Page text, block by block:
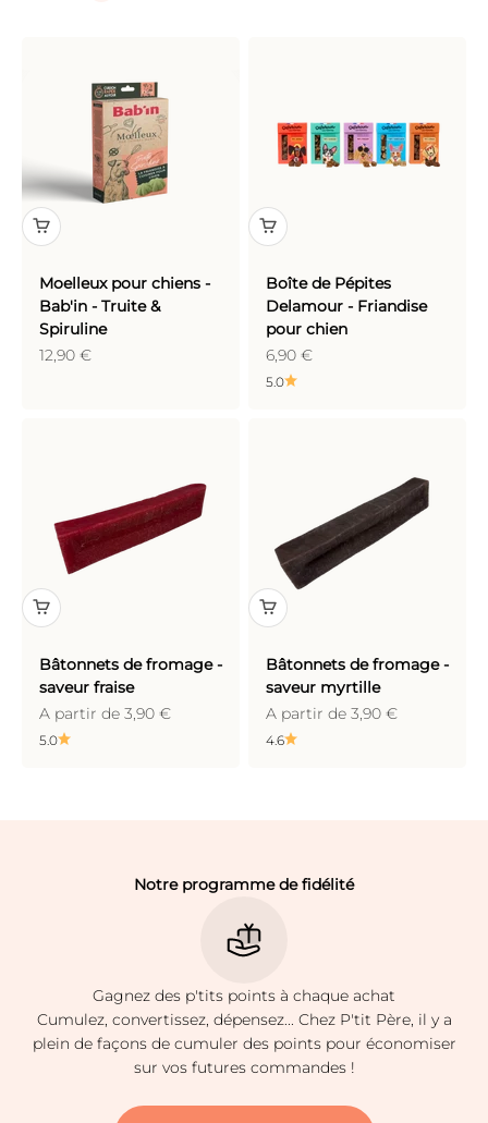
Moelleux pour chiens -
Bab'in - Truite &
Spiruline
Prix de vente
12,90 €
Boîte de Pépites
Delamour - Friandise
pour chien
Prix de vente
6,90 €
5.0
Bâtonnets de fromage -
saveur fraise
Prix de vente
A partir de 3,90 €
5.0
Bâtonnets de fromage -
saveur myrtille
Prix de vente
A partir de 3,90 €
4.6
Notre programme de fidélité
Gagnez des p'tits points à chaque achat
Cumulez, convertissez, dépensez... Chez P'tit Père, il y a
plein de façons de cumuler des points pour économiser
sur vos futures commandes !